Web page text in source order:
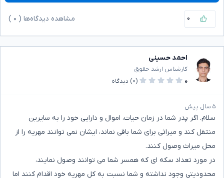
۰ مشاهده دیدگاه‌ها ( ۰
احمد حسینی
کارشناس ارشد حقوق
۰
(۰) دیدگاه
۵ سال پیش
سلام. اگر پدر شما در زمان حیات، اموال و دارایی خود را به سایرین
منتقل کند و میراثی برای شما باقی نماند، ایشان نمی توانند مهریه را از
محل میراث وصول کنند.
در مورد تعداد سکه ای که همسر شما می توانند وصول نمایند،
محدودیتی وجود نداشته و شما نسبت به کل مهریه خود اقدام کنند اما